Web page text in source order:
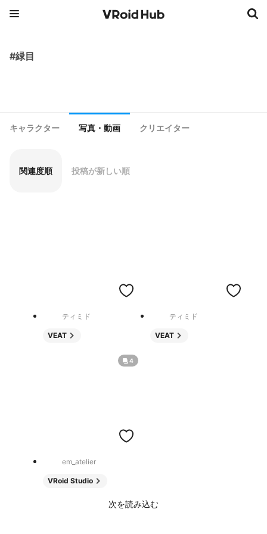
#緑目
キャラクター 写真・動画 クリエイター
関連度順 投稿が新しい順
ティミド
VEAT
ティミド
VEAT
4
em_atelier
VRoid Studio
次を読み込む